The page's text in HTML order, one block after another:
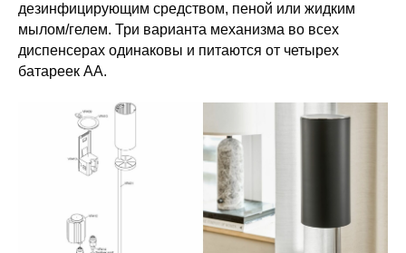
дезинфицирующим средством, пеной или жидким
мылом/гелем. Три варианта механизма во всех
диспенсерах одинаковы и питаются от четырех
батареек AA.